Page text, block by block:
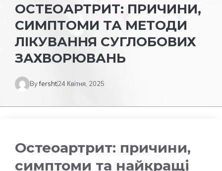
ОСТЕОАРТРИТ: ПРИЧИНИ,
СИМПТОМИ ТА МЕТОДИ
ЛІКУВАННЯ СУГЛОБОВИХ
ЗАХВОРЮВАНЬ
Byfersht24 Квітня, 2025
Остеоартрит: причини,
симптоми та найкращі